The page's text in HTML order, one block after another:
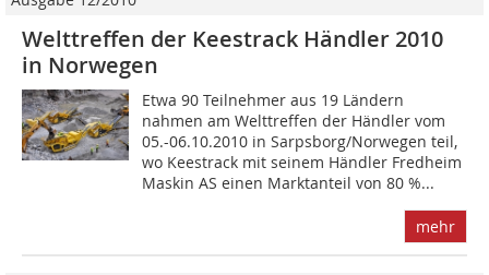
Welttreffen der Keestrack Händler 2010
in Norwegen
Etwa 90 Teilnehmer aus 19 Ländern
nahmen am Welt­treffen der Händler vom
05.-06.10.2010 in Sarpsborg/Norwegen teil,
wo Keestrack mit seinem Händler Fredheim
Maskin AS einen Marktanteil von 80 %...
mehr